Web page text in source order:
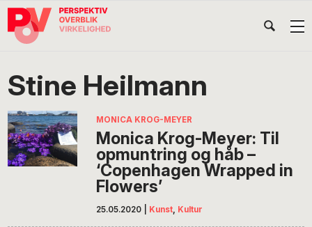
Gå
direkte
navigation
Skip
indhold
Gå
direkte
POV
International
Stine Heilmann
MONICA KROG-MEYER
Monica Krog-Meyer: Til
opmuntring og håb –
‘Copenhagen Wrapped in
Flowers’
25.05.2020 Kunst, Kultur